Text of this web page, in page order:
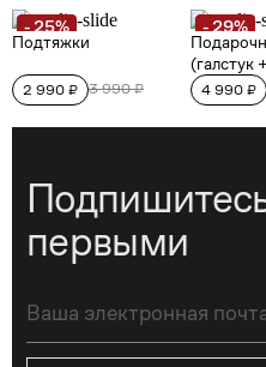
первыми